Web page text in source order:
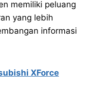
memiliki peluang
yang lebih
informasi
XForce